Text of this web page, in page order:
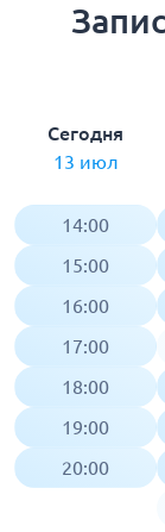
Сегодня
13 июл
14:00
15:00
16:00
17:00
18:00
19:00
20:00